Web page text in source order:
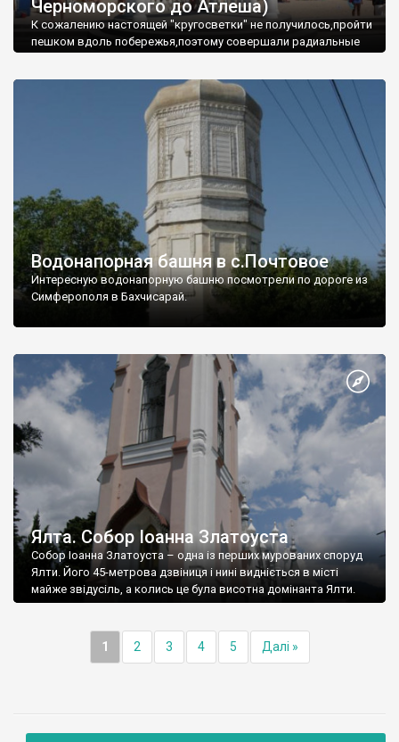
Черноморского до Атлеша)
К сожалению настоящей "кругосветки" не получилось,пройти
пешком вдоль побережья,поэтому совершали радиальные
Водонапорная башня в с.Почтовое
Интересную водонапорную башню посмотрели по дороге из
Симферополя в Бахчисарай.
Ялта. Собор Іоанна Златоуста
Собор Іоанна Златоуста – одна із перших мурованих споруд
Ялти. Його 45-метрова дзвіниця і нині видніється в місті
майже звідусіль, а колись це була висотна домінанта Ялти.
1 2 3 4 5 Далі »